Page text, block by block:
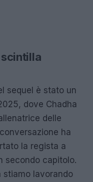
scintilla
sequel è stato un
dove Chadha
delle
ha
la regista a
secondo capitolo.
stiamo lavorando